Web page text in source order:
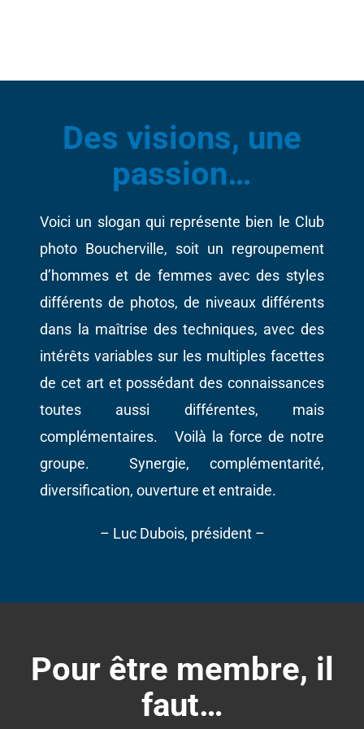
Des visions, une
passion…
Voici un slogan qui représente bien le Club
photo Boucherville, soit un regroupement
d’hommes et de femmes avec des styles
différents de photos, de niveaux différents
dans la maîtrise des techniques, avec des
intérêts variables sur les multiples facettes
de cet art et possédant des connaissances
toutes aussi différentes, mais
complémentaires. Voilà la force de notre
groupe. Synergie, complémentarité,
diversification, ouverture et entraide.
– Luc Dubois, président –
Pour être membre, il
faut…